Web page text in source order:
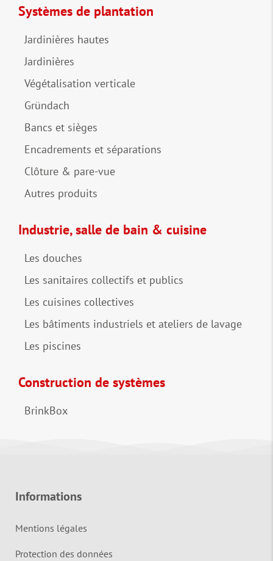
Systèmes de plantation
Jardinières hautes
Jardinières
Végétalisation verticale
Gründach
Bancs et sièges
Encadrements et séparations
Clôture & pare-vue
Autres produits
Industrie, salle de bain & cuisine
Les douches
Les sanitaires collectifs et publics
Les cuisines collectives
Les bâtiments industriels et ateliers de lavage
Les piscines
Construction de systèmes
BrinkBox
Informations
Mentions légales
Protection des données